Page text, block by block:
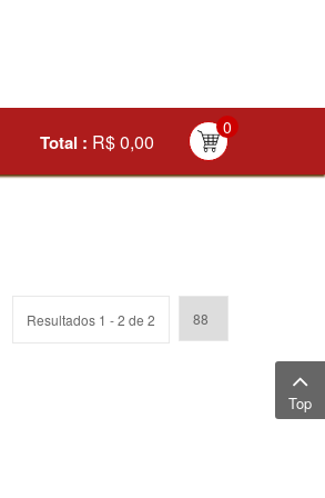
0
Total : R$ 0,00
Resultados 1 - 2 de 2
Top